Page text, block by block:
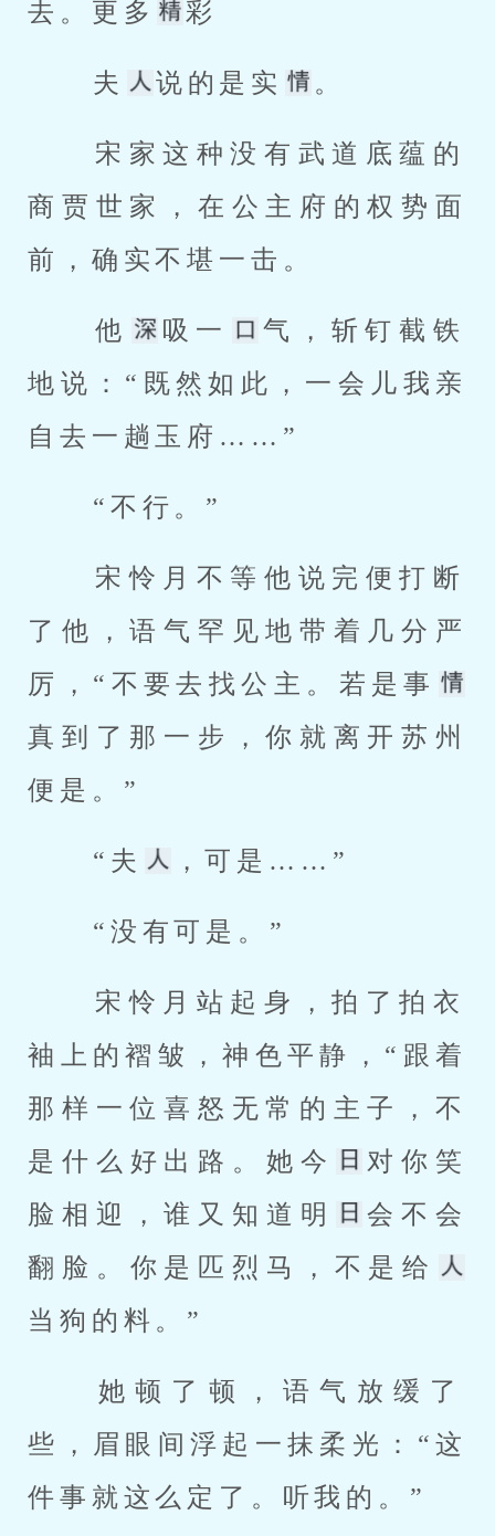
去。更多 彩
夫 说的是实 。
商贾世家，在公主府的权势面
前，确实不堪一击。
他 吸一
气，斩钉截铁
地说：“既然如此，一会儿我亲
自去一趟玉府……”
“不行。”
了他，语气罕见地带着几分严
厉，“不要去找公主。若是事
真到了那一步，你就离开苏州
便是。”
“夫 ，可是……”
“没有可是。”
袖上的褶皱，神色平静，“跟着
那样一位喜怒无常的主子，不
是什么好出路。她今
对你笑
脸相迎，谁又知道明
会不会
翻脸。你是匹烈马，不是给
当狗的料。”
些，眉眼间浮起一抹柔光：“这
件事就这么定了。听我的。”